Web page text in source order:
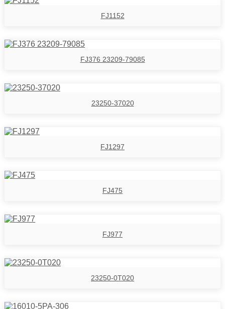
FJ1152
FJ376 23209-79085
23250-37020
FJ1297
FJ475
FJ977
23250-0T020